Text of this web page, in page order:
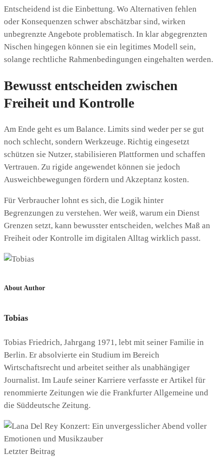
Entscheidend ist die Einbettung. Wo Alternativen fehlen
oder Konsequenzen schwer abschätzbar sind, wirken
unbegrenzte Angebote problematisch. In klar abgegrenzten
Nischen hingegen können sie ein legitimes Modell sein,
solange rechtliche Rahmenbedingungen eingehalten werden.
Bewusst entscheiden zwischen
Freiheit und Kontrolle
Am Ende geht es um Balance. Limits sind weder per se gut
noch schlecht, sondern Werkzeuge. Richtig eingesetzt
schützen sie Nutzer, stabilisieren Plattformen und schaffen
Vertrauen. Zu rigide angewendet können sie jedoch
Ausweichbewegungen fördern und Akzeptanz kosten.
Für Verbraucher lohnt es sich, die Logik hinter
Begrenzungen zu verstehen. Wer weiß, warum ein Dienst
Grenzen setzt, kann bewusster entscheiden, welches Maß an
Freiheit oder Kontrolle im digitalen Alltag wirklich passt.
About Author
Tobias
Tobias Friedrich, Jahrgang 1971, lebt mit seiner Familie in
Berlin. Er absolvierte ein Studium im Bereich
Wirtschaftsrecht und arbeitet seither als unabhängiger
Journalist. Im Laufe seiner Karriere verfasste er Artikel für
renommierte Zeitungen wie die Frankfurter Allgemeine und
die Süddeutsche Zeitung.
Letzter Beitrag